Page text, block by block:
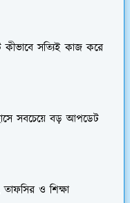
সত্যিই কাজ করে
সবচেয়ে বড় আপডেট
ও শিক্ষা